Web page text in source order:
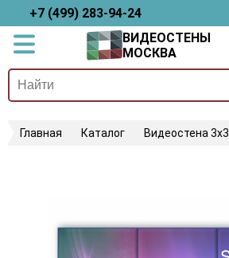
+7 (499) 283-94-24
ВИДЕОСТЕНЫ
МОСКВА
Главная Каталог Видеостена 3х3